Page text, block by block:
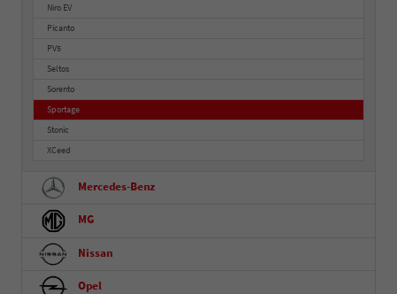
Niro EV
Picanto
PV5
Seltos
Sorento
Sportage
Stonic
XCeed
Mercedes-Benz
MG
Nissan
Opel